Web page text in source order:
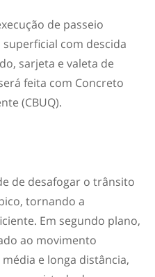
de passeio
com descida
sarjeta e valeta de
feita com Concreto
(CBUQ).
de desafogar o trânsito
tornando a
Em segundo plano,
ao movimento
e longa distância,